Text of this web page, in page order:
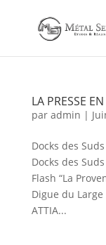
LA PRESSE
par admin |
Docks des
Docks des
Flash “La
Digue du Large
ATTIA...